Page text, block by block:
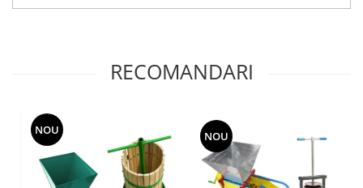
Accesorii pentru ATV
Tocatoare resturi vegetale
Despicatoare de lemne
Granulatoare de furaje
Tocatoare de furaje
RECOMANDARI
NOU NOU